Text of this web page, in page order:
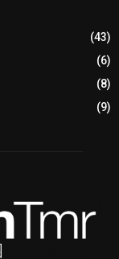
(43)
(6)
(8)
(9)